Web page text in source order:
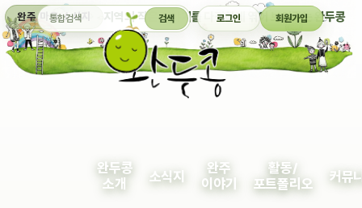
완주 마을 소식지 지역의 작은 이야기를 다정하게 엮어 보여주는 완두콩
통합검색 검색 로그인 회원가입
완두콩
소개
소식지
완주
이야기
활동/
포트폴리오
커뮤